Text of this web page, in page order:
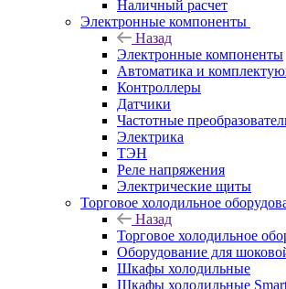
Наличный расчет
Электронные компоненты
Назад
Электронные компоненты
Автоматика и
Контроллеры
Датчики
Частотные
Электрика
ТЭН
Реле напряжения
Электрические щиты
Торговое холодильное
Назад
Торговое холодильное
Оборудование для
Шкафы холодильные
Шкафы холодильные